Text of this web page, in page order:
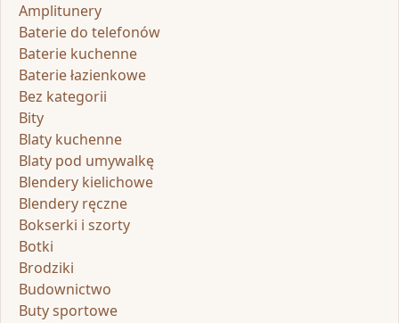
Amplitunery
Baterie do telefonów
Baterie kuchenne
Baterie łazienkowe
Bez kategorii
Bity
Blaty kuchenne
Blaty pod umywalkę
Blendery kielichowe
Blendery ręczne
Bokserki i szorty
Botki
Brodziki
Budownictwo
Buty sportowe